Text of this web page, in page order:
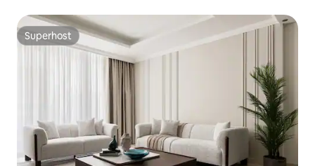
Superhost
Superhost